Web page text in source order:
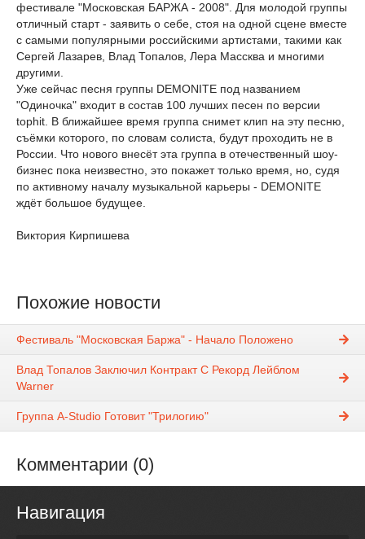
фестивале "Московская БАРЖА - 2008". Для молодой группы
отличный старт - заявить о себе, стоя на одной сцене вместе
с самыми популярными российскими артистами, такими как
Сергей Лазарев, Влад Топалов, Лера Массква и многими
другими.
Уже сейчас песня группы DEMONITE под названием
"Одиночка" входит в состав 100 лучших песен по версии
tophit. В ближайшее время группа снимет клип на эту песню,
съёмки которого, по словам солиста, будут проходить не в
России. Что нового внесёт эта группа в отечественный шоу-
бизнес пока неизвестно, это покажет только время, но, судя
по активному началу музыкальной карьеры - DEMONITE
ждёт большое будущее.
Виктория Кирпишева
Похожие новости
Фестиваль "Московская Баржа" - Начало Положено
Влад Топалов Заключил Контракт С Рекорд Лейблом
Warner
Группа A-Studio Готовит "Трилогию"
Комментарии (0)
Навигация